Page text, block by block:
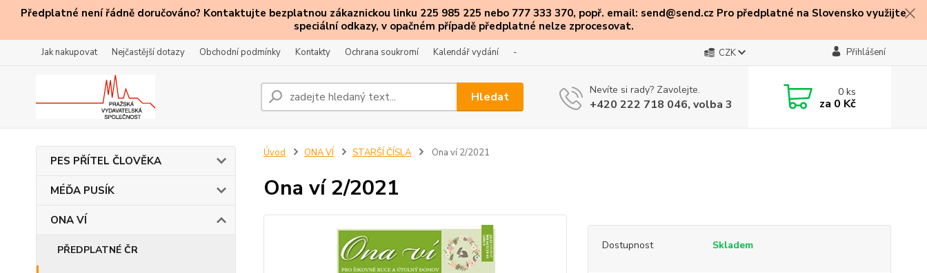
Předplatné není řádně doručováno? Kontaktujte bezplatnou zákaznickou linku 225 985 225 nebo 777 333 370, popř. email: send@send.cz Pro předplatné na Slovensko využijte
speciální odkazy, v opačném případě předplatné nelze zprocesovat.
Jak nakupovat Nejčastější dotazy Obchodní podmínky Kontakty Ochrana soukromí Kalendář vydání - CZK Přihlášení
Hledat Nevíte si rady? Zavolejte.
+420 222 718 046, volba 3
0ks
za 0 Kč
PES PŘÍTEL ČLOVĚKA
MÉĎA PUSÍK
ONA VÍ
PŘEDPLATNÉ ČR
Úvod ONA VÍ STARŠÍ ČÍSLA Ona ví 2/2021
Ona ví 2/2021
Dostupnost Skladem